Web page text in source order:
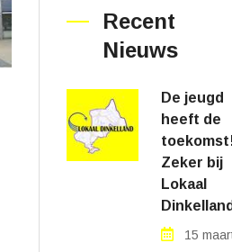
Recent
Nieuws
De jeugd
heeft de
Zeker bij
Lokaal
15